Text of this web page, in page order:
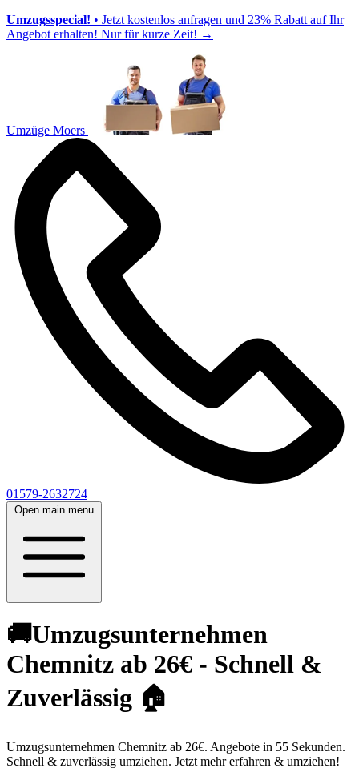
Umzugsspecial! • Jetzt kostenlos anfragen und 23% Rabatt auf Ihr
Angebot erhalten! Nur für kurze Zeit! →
Umzüge Moers
01579-2632724
Open main menu
🚚Umzugsunternehmen
Chemnitz ab 26€ - Schnell &
Zuverlässig 🏠
Umzugsunternehmen Chemnitz ab 26€. Angebote in 55 Sekunden.
Schnell & zuverlässig umziehen. Jetzt mehr erfahren & umziehen!